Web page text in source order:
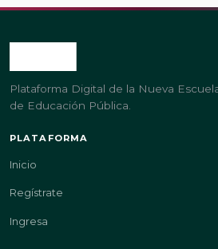
Plataforma Digital de la Nueva
de Educación Pública.
PLATAFORMA
Inicio
Regístrate
Ingresa